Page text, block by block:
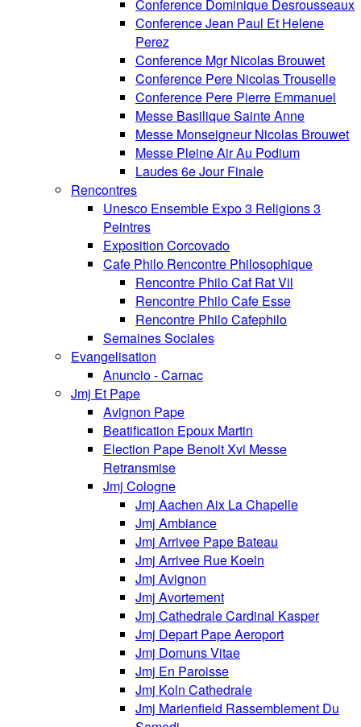
Conference Dominique Desrousseaux
Conference Jean Paul Et Helene
Perez
Conference Mgr Nicolas Brouwet
Conference Pere Nicolas Trouselle
Conference Pere Pierre Emmanuel
Messe Basilique Sainte Anne
Messe Monseigneur Nicolas Brouwet
Messe Pleine Air Au Podium
Laudes 6e Jour Finale
Rencontres
Unesco Ensemble Expo 3 Religions 3
Peintres
Exposition Corcovado
Cafe Philo Rencontre Philosophique
Rencontre Philo Caf Rat Vil
Rencontre Philo Cafe Esse
Rencontre Philo Cafephilo
Semaines Sociales
Evangelisation
Anuncio - Carnac
Jmj Et Pape
Avignon Pape
Beatification Epoux Martin
Election Pape Benoit Xvi Messe
Retransmise
Jmj Cologne
Jmj Aachen Aix La Chapelle
Jmj Ambiance
Jmj Arrivee Pape Bateau
Jmj Arrivee Rue Koeln
Jmj Avignon
Jmj Avortement
Jmj Cathedrale Cardinal Kasper
Jmj Depart Pape Aeroport
Jmj Domuns Vitae
Jmj En Paroisse
Jmj Koln Cathedrale
Jmj Marienfield Rassemblement Du